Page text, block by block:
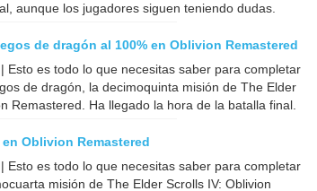
aunque los jugadores siguen teniendo dudas.
de dragón al 100% en Oblivion Remastered
| Esto es todo lo que necesitas saber para completar
de dragón, la decimoquinta misión de The Elder
Remastered. Ha llegado la hora de la batalla final.
en Oblivion Remastered
| Esto es todo lo que necesitas saber para completar
misión de The Elder Scrolls IV: Oblivion